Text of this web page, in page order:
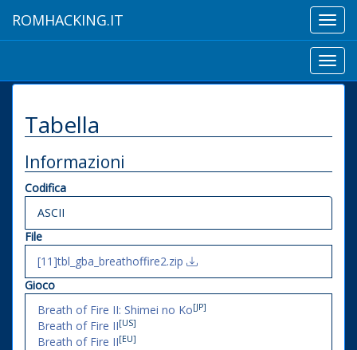
ROMHACKING.IT
Tabella
Informazioni
Codifica
ASCII
File
[11]tbl_gba_breathoffire2.zip
Gioco
Breath of Fire II: Shimei no Ko[JP]
Breath of Fire II[US]
Breath of Fire II[EU]